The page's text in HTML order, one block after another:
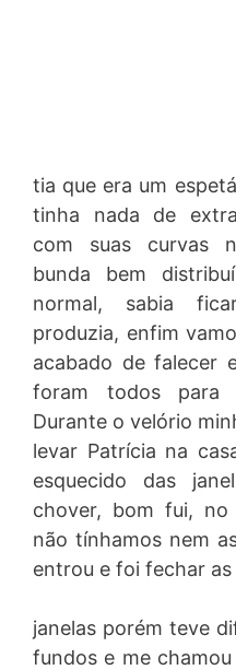
tia que era um
tinha nada de
com suas curvas
bunda bem
normal, sabia
produzia, enfim
acabado de falecer
foram todos para
Durante o velório
levar Patrícia na
esquecido das
chover, bom fui,
não tínhamos nem
entrou e foi fechar as
janelas porém teve
fundos e me